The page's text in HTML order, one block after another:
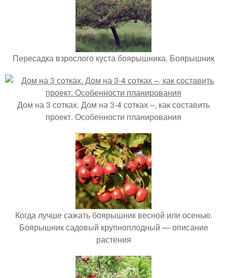
Пересадка взрослого куста боярышника. Боярышник
Дом на 3 сотках. Дом на 3-4 сотках –, как составить
проект. Особенности планирования
Когда лучше сажать боярышник весной или осенью.
Боярышник садовый крупноплодный — описание
растения